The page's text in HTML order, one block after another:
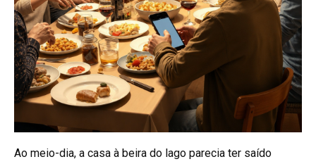
Ao meio-dia, a casa à beira do lago parecia ter saído